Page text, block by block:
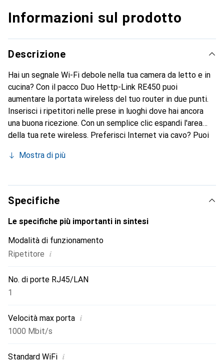
Informazioni sul prodotto
Descrizione
Hai un segnale Wi-Fi debole nella tua camera da letto e in
cucina? Con il pacco Duo Hettp-Link RE450 puoi
aumentare la portata wireless del tuo router in due punti.
Inserisci i ripetitori nelle prese in luoghi dove hai ancora
una buona ricezione. Con un semplice clic espandi l'area
della tua rete wireless. Preferisci Internet via cavo? Puoi
stampante alla porta di rete.
Mostra di più
Specifiche
Le specifiche più importanti in sintesi
Modalità di funzionamento
Ripetitore i
No. di porte RJ45/LAN
1
Velocità max porta i
1000 Mbit/s
Standard WiFi i